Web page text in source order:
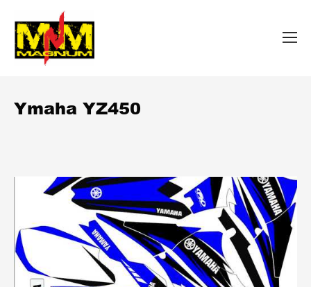
Ymaha YZ450